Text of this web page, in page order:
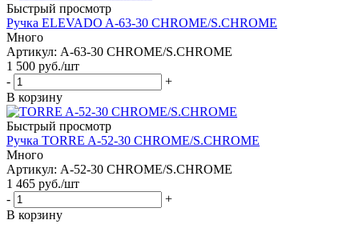
Быстрый просмотр
Ручка ELEVADO A-63-30 CHROME/S.CHROME
Много
Артикул: A-63-30 CHROME/S.CHROME
1 500 руб./шт
-
+
В корзину
Быстрый просмотр
Ручка TORRE A-52-30 CHROME/S.CHROME
Много
Артикул: A-52-30 CHROME/S.CHROME
1 465 руб./шт
-
+
В корзину